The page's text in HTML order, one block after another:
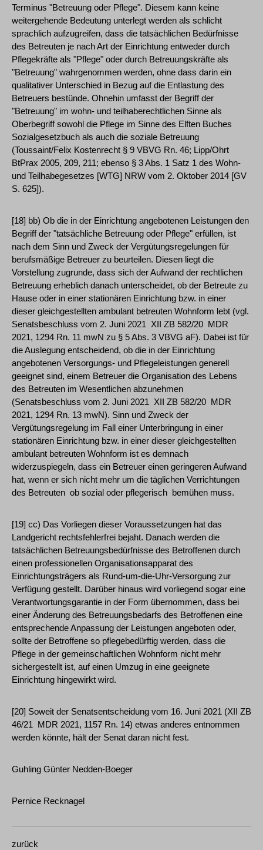
Terminus "Betreuung oder Pflege". Diesem kann keine
weitergehende Bedeutung unterlegt werden als schlicht
sprachlich aufzugreifen, dass die tatsächlichen Bedürfnisse
des Betreuten je nach Art der Einrichtung entweder durch
Pflegekräfte als "Pflege" oder durch Betreuungskräfte als
"Betreuung" wahrgenommen werden, ohne dass darin ein
qualitativer Unterschied in Bezug auf die Entlastung des
Betreuers bestünde. Ohnehin umfasst der Begriff der
"Betreuung" im wohn- und teilhaberechtlichen Sinne als
Oberbegriff sowohl die Pflege im Sinne des Elften Buches
Sozialgesetzbuch als auch die soziale Betreuung
(Toussaint/Felix Kostenrecht § 9 VBVG Rn. 46; Lipp/Ohrt
BtPrax 2005, 209, 211; ebenso § 3 Abs. 1 Satz 1 des Wohn-
und Teilhabegesetzes [WTG] NRW vom 2. Oktober 2014 [GV
S. 625]).
[18] bb) Ob die in der Einrichtung angebotenen Leistungen den
Begriff der "tatsächliche Betreuung oder Pflege" erfüllen, ist
nach dem Sinn und Zweck der Vergütungsregelungen für
berufsmäßige Betreuer zu beurteilen. Diesen liegt die
Vorstellung zugrunde, dass sich der Aufwand der rechtlichen
Betreuung erheblich danach unterscheidet, ob der Betreute zu
Hause oder in einer stationären Einrichtung bzw. in einer
dieser gleichgestellten ambulant betreuten Wohnform lebt (vgl.
Senatsbeschluss vom 2. Juni 2021 ­ XII ZB 582/20 ­ MDR
2021, 1294 Rn. 11 mwN zu § 5 Abs. 3 VBVG aF). Dabei ist für
die Auslegung entscheidend, ob die in der Einrichtung
angebotenen Versorgungs- und Pflegeleistungen generell
geeignet sind, einem Betreuer die Organisation des Lebens
des Betreuten im Wesentlichen abzunehmen
(Senatsbeschluss vom 2. Juni 2021 ­ XII ZB 582/20 ­ MDR
2021, 1294 Rn. 13 mwN). Sinn und Zweck der
Vergütungsregelung im Fall einer Unterbringung in einer
stationären Einrichtung bzw. in einer dieser gleichgestellten
ambulant betreuten Wohnform ist es demnach
widerzuspiegeln, dass ein Betreuer einen geringeren Aufwand
hat, wenn er sich nicht mehr um die täglichen Verrichtungen
des Betreuten ­ ob sozial oder pflegerisch ­ bemühen muss.
[19] cc) Das Vorliegen dieser Voraussetzungen hat das
Landgericht rechtsfehlerfrei bejaht. Danach werden die
tatsächlichen Betreuungsbedürfnisse des Betroffenen durch
einen professionellen Organisationsapparat des
Einrichtungsträgers als Rund-um-die-Uhr-Versorgung zur
Verfügung gestellt. Darüber hinaus wird vorliegend sogar eine
Verantwortungsgarantie in der Form übernommen, dass bei
einer Änderung des Betreuungsbedarfs des Betroffenen eine
entsprechende Anpassung der Leistungen angeboten oder,
sollte der Betroffene so pflegebedürftig werden, dass die
Pflege in der gemeinschaftlichen Wohnform nicht mehr
sichergestellt ist, auf einen Umzug in eine geeignete
Einrichtung hingewirkt wird.
[20] Soweit der Senatsentscheidung vom 16. Juni 2021 (XII ZB
46/21 ­ MDR 2021, 1157 Rn. 14) etwas anderes entnommen
werden könnte, hält der Senat daran nicht fest.
Guhling Günter Nedden-Boeger
Pernice Recknagel
zurück